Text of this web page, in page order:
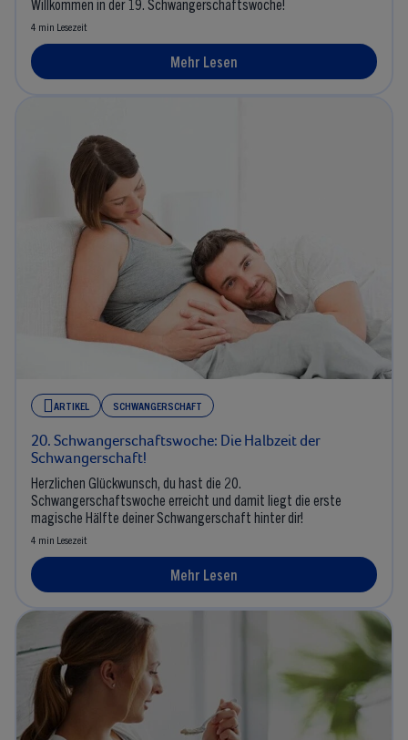
Willkommen in der 19. Schwangerschaftswoche!
4 min Lesezeit
Mehr Lesen
ARTIKEL SCHWANGERSCHAFT
20. Schwangerschaftswoche: Die Halbzeit der
Schwangerschaft!
Herzlichen Glückwunsch, du hast die 20.
Schwangerschaftswoche erreicht und damit liegt die erste
magische Hälfte deiner Schwangerschaft hinter dir!
4 min Lesezeit
Mehr Lesen